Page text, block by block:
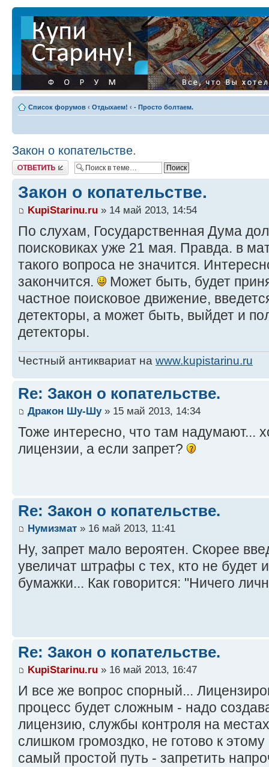
Список форумов ‹ Отдыхаем! ‹ - Просто болтаем.
Закон о копательстве.
Ответить
Закон о копательстве.
KupiStarinu.ru » 14 май 2013, 14:54
По слухам, Государственная Дума
поисковиках уже 21 мая. Правда. в
такого вопроса не значится.
закончится.
Может быть, будет
частное поисковое движение,
детекторы, а может быть, выйдет и
детекторы.
Честный антиквариат на www.kupistarinu.ru
Re: Закон о копательстве.
Дракон Шу-Шу» 15 май 2013, 14:34
Тоже интересно, что там надумают...
лицензии, а если запрет?
Re: Закон о копательстве.
Нумизмат » 16 май 2013, 11:41
Ну, запрет мало вероятен. Скорее
увеличат штрафы с тех, кто не будет
бумажки... Как говорится: "Ничего
Re: Закон о копательстве.
KupiStarinu.ru » 16 май 2013, 16:47
И все же вопрос спорный...
процесс будет сложным - надо
лицензию, службы контроля на
слишком громоздко, не готово к
самый простой путь - запретить